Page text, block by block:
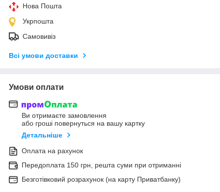
Нова Пошта
Укрпошта
Самовивіз
Всі умови доставки
Умови оплати
Ви отримаєте замовлення
або гроші повернуться на вашу картку
Детальніше
Оплата на рахунок
Передоплата 150 грн, решта суми при отриманні
Безготівковий розрахунок (на карту Приватбанку)